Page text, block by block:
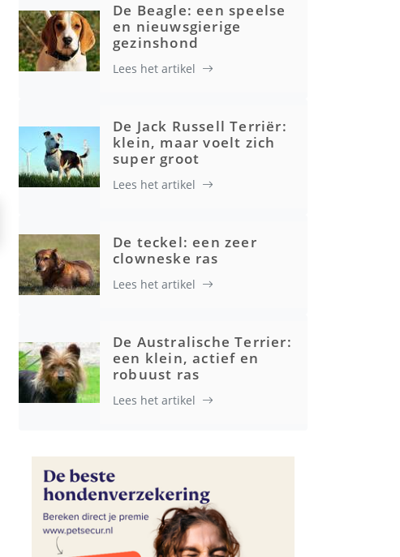
De Beagle: een speelse
en nieuwsgierige
gezinshond
Lees het artikel
De Jack Russell Terriër:
klein, maar voelt zich
super groot
Lees het artikel
De teckel: een zeer
clowneske ras
Lees het artikel
De Australische Terrier:
een klein, actief en
robuust ras
Lees het artikel